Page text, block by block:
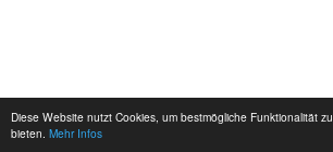
Diese Website nutzt Cookies, um bestmögliche Funktionalität zu
bieten. Mehr Infos